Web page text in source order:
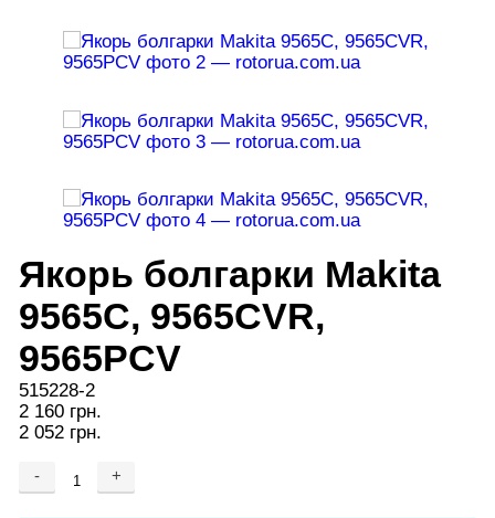
Якорь болгарки Makita
9565C, 9565CVR,
9565PCV
515228-2
2 160 грн.
2 052 грн.
- +